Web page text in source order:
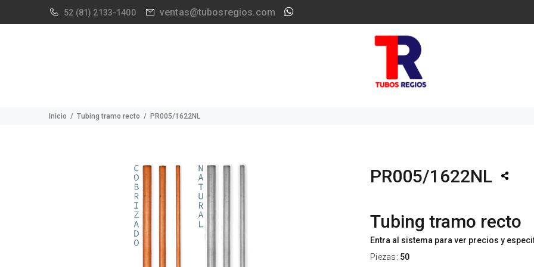
52 (81) 2133-1400 ventas@tubosregios.com
Inicio Tubing tramo recto PR005/1622NL
PR005/1622NL
Tubing tramo recto
Entra al sistema para ver precios y
Piezas: 50